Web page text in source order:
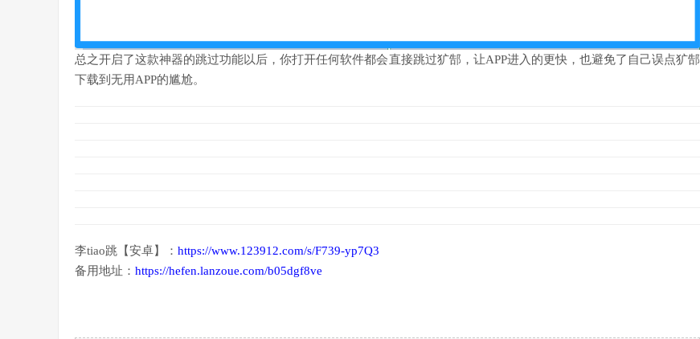
总之开启了这款神器的跳过功能以后，你打开任何软件都会直接跳过犷郜，让APP进入的更快，也避免了自己误点犷郜
下载到无用APP的尴尬。
李tiao跳【安卓】： https://www.123912.com/s/F739-yp7Q3
备用地址： https://hefen.lanzoue.com/b05dgf8ve